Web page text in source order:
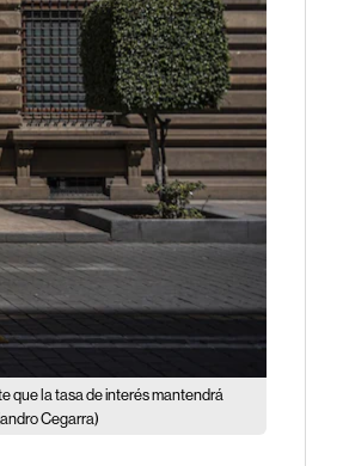
que la tasa de interés mantendrá
Cegarra)